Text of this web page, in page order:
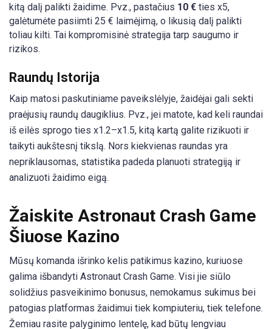
kitą dalį palikti žaidime. Pvz., pastačius 10 € ties x5,
galėtumėte pasiimti 25 € laimėjimą, o likusią dalį palikti
toliau kilti. Tai kompromisinė strategija tarp saugumo ir
rizikos.
Raundų Istorija
Kaip matosi paskutiniame paveikslėlyje, žaidėjai gali sekti
praėjusių raundų daugiklius. Pvz., jei matote, kad keli raundai
iš eilės sprogo ties x1.2–x1.5, kitą kartą galite rizikuoti ir
taikyti aukštesnį tikslą. Nors kiekvienas raundas yra
nepriklausomas, statistika padeda planuoti strategiją ir
analizuoti žaidimo eigą.
Žaiskite Astronaut Crash Game
Šiuose Kazino
Mūsų komanda išrinko kelis patikimus kazino, kuriuose
galima išbandyti Astronaut Crash Game. Visi jie siūlo
solidžius pasveikinimo bonusus, nemokamus sukimus bei
patogias platformas žaidimui tiek kompiuteriu, tiek telefone.
Žemiau rasite palyginimo lentelę, kad būtų lengviau